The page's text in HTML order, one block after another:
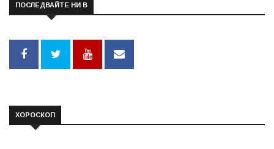
ПОСЛЕДВАЙТЕ НИ В
ХОРОСКОП